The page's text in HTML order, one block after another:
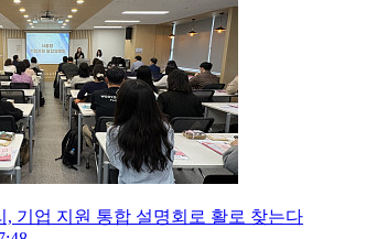
, 기업 지원 통합 설명회로 활로 찾는다